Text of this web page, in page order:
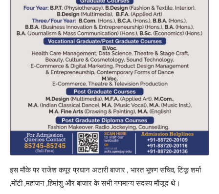
इस मौके पर राजेश कपूर प्रधान अटारी बाजार , भारत भूषण सचिव, टिंकू शर्मा
,मोंटी ,महाजन ,हिमांशु और बाजार के सभी गणमान्य सदस्य मौजूद थे।